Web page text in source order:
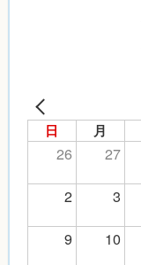
日 月
26 27
2
3
9 10